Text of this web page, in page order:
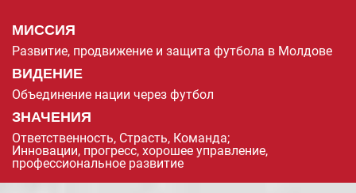
МИССИЯ
Развитие, продвижение и защита футбола в Молдове
ВИДЕНИЕ
Объединение нации через футбол
ЗНАЧЕНИЯ
Ответственность, Страсть, Команда;
Инновации, прогресс, хорошее управление,
профессиональное развитие